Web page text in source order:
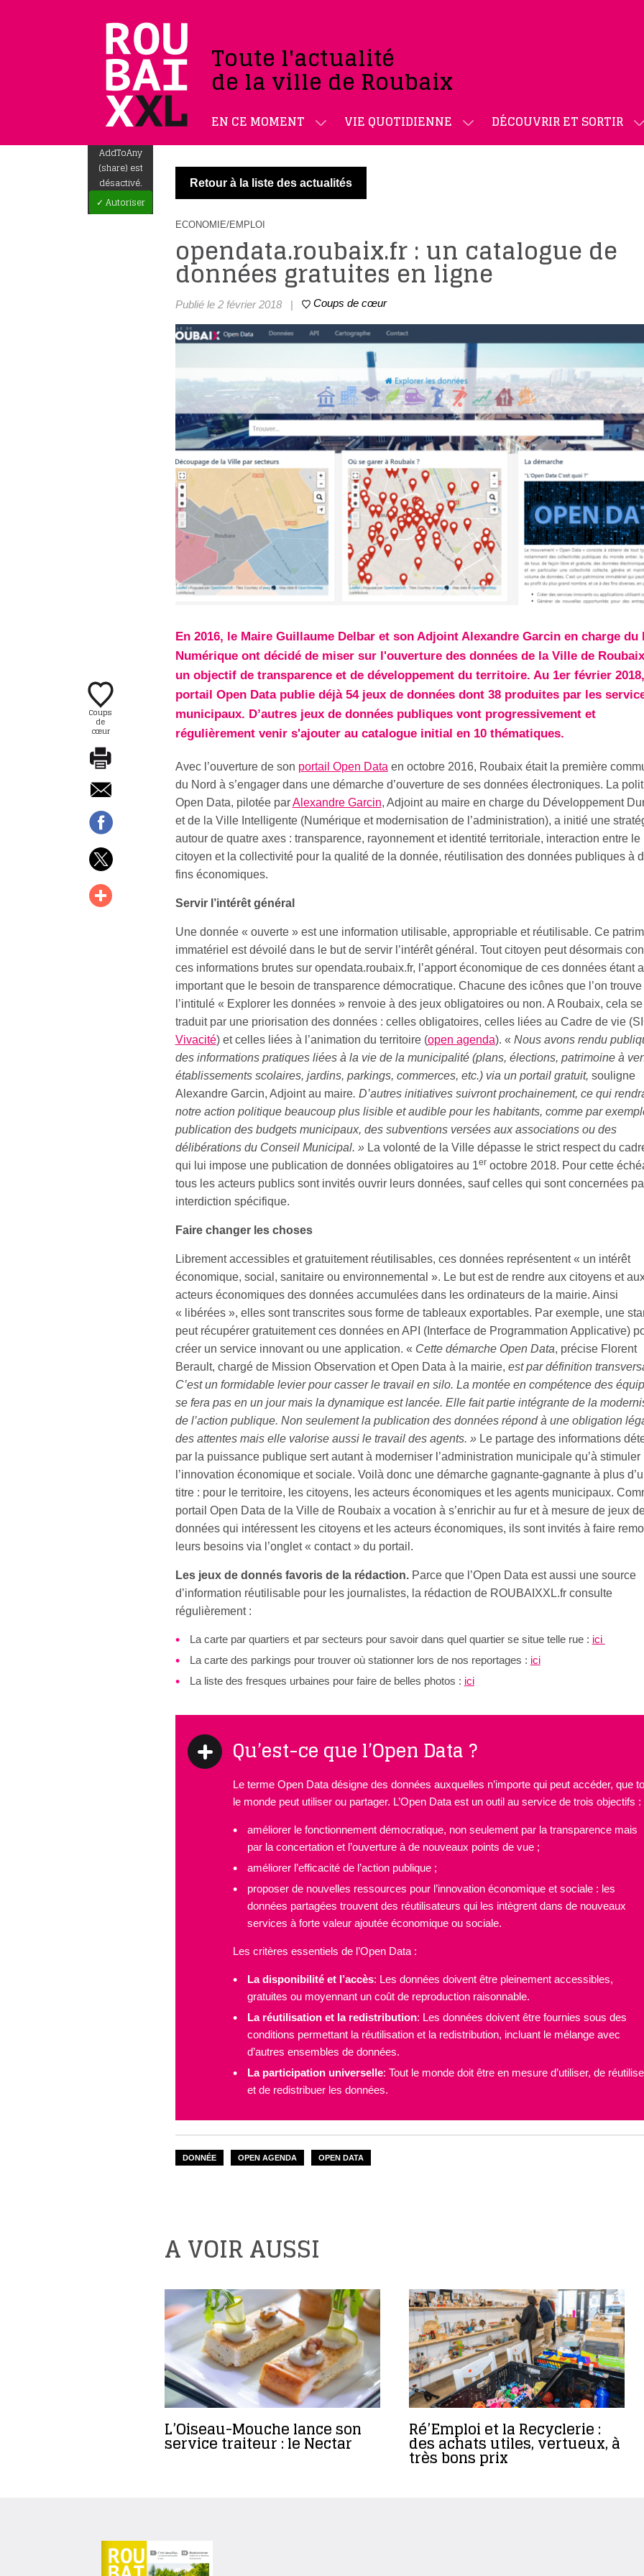
Toute l'actualité
de la ville de Roubaix
EN CE MOMENT VIE QUOTIDIENNE DÉCOUVRIR ET SORTIR
AddToAny
(share) est
désactivé.
✓ Autoriser
Coups
de
cœur
Retour à la liste des actualités
ECONOMIE/EMPLOI
opendata.roubaix.fr : un catalogue de
données gratuites en ligne
Publié le 2 février 2018 | Coups de cœur
En 2016, le Maire Guillaume Delbar et son Adjoint Alexandre Garcin en charge du
Numérique ont décidé de miser sur l'ouverture des données de la Ville de
un objectif de transparence et de développement du territoire. Au 1er février
portail Open Data publie déjà 54 jeux de données dont 38 produites par les
municipaux. D’autres jeux de données publiques vont progressivement et
régulièrement venir s'ajouter au catalogue initial en 10 thématiques.
Avec l’ouverture de son portail Open Data en octobre 2016, Roubaix était la première
du Nord à s’engager dans une démarche d’ouverture de ses données électroniques. La
Open Data, pilotée parAlexandre Garcin, Adjoint au maire en charge du Développement
et de la Ville Intelligente (Numérique et modernisation de l’administration), a initié une
autour de quatre axes : transparence, rayonnement et identité territoriale, interaction entre le
citoyen et la collectivité pour la qualité de la donnée, réutilisation des données publiques à
fins économiques.
Servir l’intérêt général
Une donnée « ouverte » est une information utilisable, appropriable et réutilisable. Ce
immatériel est dévoilé dans le but de servir l’intérêt général. Tout citoyen peut désormais
ces informations brutes sur opendata.roubaix.fr, l’apport économique de ces données étant
important que le besoin de transparence démocratique. Chacune des icônes que l’on
l’intitulé « Explorer les données » renvoie à des jeux obligatoires ou non. A Roubaix, cela se
traduit par une priorisation des données : celles obligatoires, celles liées au Cadre de vie
Vivacité) et celles liées à l’animation du territoire (open agenda). « Nous avons rendu
des informations pratiques liées à la vie de la municipalité (plans, élections, patrimoine à
établissements scolaires, jardins, parkings, commerces, etc.) via un portail gratuit, souligne
Alexandre Garcin, Adjoint au maire. D’autres initiatives suivront prochainement, ce qui
notre action politique beaucoup plus lisible et audible pour les habitants, comme par
publication des budgets municipaux, des subventions versées aux associations ou des
délibérations du Conseil Municipal. »La volonté de la Ville dépasse le strict respect du
qui lui impose une publication de données obligatoires au 1er octobre 2018. Pour cette
tous les acteurs publics sont invités ouvrir leurs données, sauf celles qui sont concernées
interdiction spécifique.
Faire changer les choses
Librement accessibles et gratuitement réutilisables, ces données représentent « un intérêt
économique, social, sanitaire ou environnemental ». Le but est de rendre aux citoyens et
acteurs économiques des données accumulées dans les ordinateurs de la mairie. Ainsi
« libérées », elles sont transcrites sous forme de tableaux exportables. Par exemple, une
peut récupérer gratuitement ces données en API (Interface de Programmation Applicative)
créer un service innovant ou une application. « Cette démarche Open Data, précise Florent
Berault, chargé de Mission Observation et Open Data à la mairie, est par définition
C’est un formidable levier pour casser le travail en silo. La montée en compétence des
se fera pas en un jour mais la dynamique est lancée. Elle fait partie intégrante de la
de l’action publique. Non seulement la publication des données répond à une obligation
des attentes mais elle valorise aussi le travail des agents. » Le partage des informations
par la puissance publique sert autant à moderniser l’administration municipale qu’à stimuler
l’innovation économique et sociale. Voilà donc une démarche gagnante-gagnante à plus
titre : pour le territoire, les citoyens, les acteurs économiques et les agents municipaux.
portail Open Data de la Ville de Roubaix a vocation à s’enrichir au fur et à mesure de jeux
données qui intéressent les citoyens et les acteurs économiques, ils sont invités à faire
leurs besoins via l’onglet « contact » du portail.
Les jeux de donnés favoris de la rédaction. Parce que l’Open Data est aussi une source
d’information réutilisable pour les journalistes, la rédaction de ROUBAIXXL.fr consulte
régulièrement :
La carte par quartiers et par secteurs pour savoir dans quel quartier se situe telle rue : ici
La carte des parkings pour trouver où stationner lors de nos reportages : ici
La liste des fresques urbaines pour faire de belles photos : ici
Qu’est-ce que l’Open Data ?
Le terme Open Data désigne des données auxquelles n’importe qui peut accéder, que
le monde peut utiliser ou partager. L’Open Data est un outil au service de trois objectifs :
améliorer le fonctionnement démocratique, non seulement par la transparence mais
par la concertation et l’ouverture à de nouveaux points de vue ;
améliorer l’efficacité de l’action publique ;
proposer de nouvelles ressources pour l’innovation économique et sociale : les
données partagées trouvent des réutilisateurs qui les intègrent dans de nouveaux
services à forte valeur ajoutée économique ou sociale.
Les critères essentiels de l’Open Data :
La disponibilité et l’accès: Les données doivent être pleinement accessibles,
gratuites ou moyennant un coût de reproduction raisonnable.
La réutilisation et la redistribution: Les données doivent être fournies sous des
conditions permettant la réutilisation et la redistribution, incluant le mélange avec
d’autres ensembles de données.
La participation universelle: Tout le monde doit être en mesure d’utiliser, de
et de redistribuer les données.
DONNÉE OPEN AGENDA OPEN DATA
A VOIR AUSSI
L’Oiseau-Mouche lance son
service traiteur : le Nectar
Ré’Emploi et la Recyclerie :
des achats utiles, vertueux, à
très bons prix